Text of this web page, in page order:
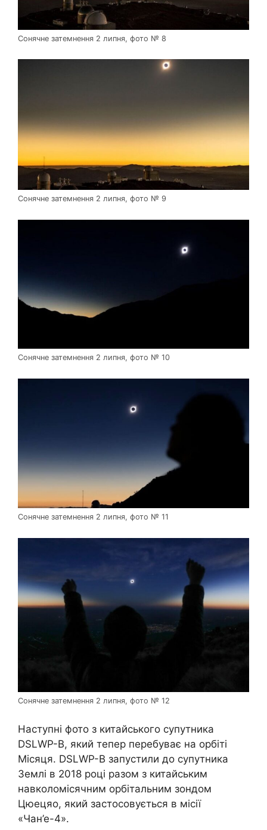
Сонячне затемнення 2 липня, фото № 8
Сонячне затемнення 2 липня, фото № 9
Сонячне затемнення 2 липня, фото № 10
Сонячне затемнення 2 липня, фото № 11
Сонячне затемнення 2 липня, фото № 12
Наступні фото з китайського супутника
DSLWP-B, який тепер перебуває на орбіті
Місяця. DSLWP-B запустили до супутника
Землі в 2018 році разом з китайським
навколомісячним орбітальним зондом
Цюецяо, який застосовується в місії
«Чан’е-4».